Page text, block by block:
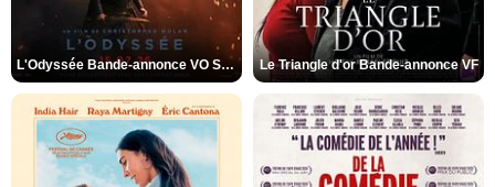
L'Odyssée Bande-annonce VO STFR Le Triangle d'or Bande-annonce VF